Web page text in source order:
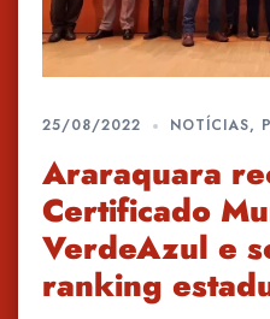
25/08/2022 NOTÍCIAS,
Araraquara
Certificado
VerdeAzul e
ranking